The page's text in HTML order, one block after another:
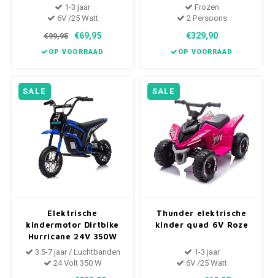
1-3 jaar
6V /25 Watt
€99,95 €69,95
OP VOORRAAD
Frozen
2 Persoons
€329,90
OP VOORRAAD
SALE
Elektrische
kindermotor Dirtbike
Hurricane 24V 350W
Blauw
3.5-7 jaar / Luchtbanden
24 Volt 350 W
SALE
Thunder elektrische
kinder quad 6V Roze
1-3 jaar
6V /25 Watt